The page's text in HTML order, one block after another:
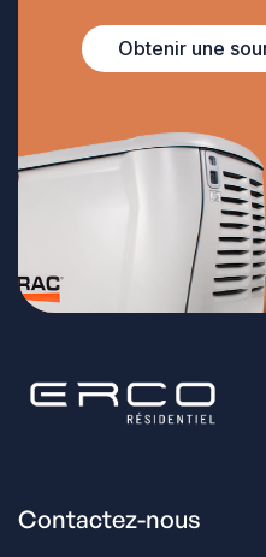
Obtenir une
Contactez-nous